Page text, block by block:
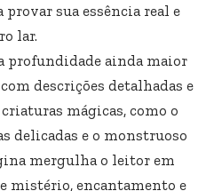
sua essência real e
lar.
profundidade ainda maior
descrições detalhadas e
mágicas, como o
delicadas e o monstruoso
mergulha o leitor em
mistério, encantamento e